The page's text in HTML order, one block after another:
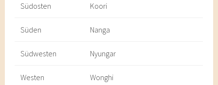
Südosten Koori
Süden Nanga
Südwesten Nyungar
Westen Wonghi